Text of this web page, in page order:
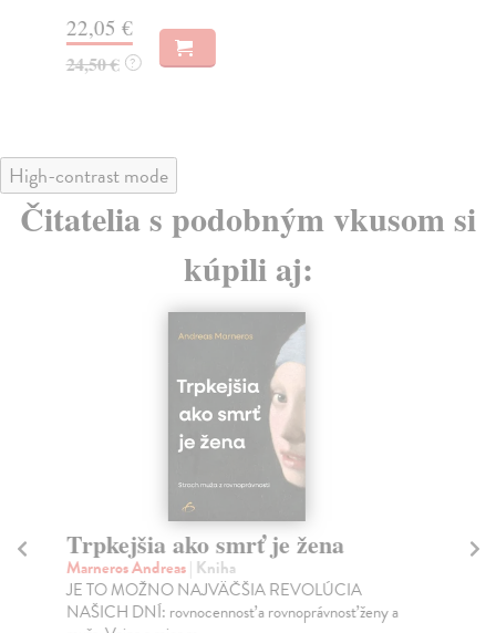
22,05 €
24,50 € ?
High-contrast mode
Čitatelia s podobným vkusom si
kúpili aj:
Trpkejšia ako smrť je žena
Marneros Andreas| Kniha
JE TO MOŽNO NAJVÄČŠIA REVOLÚCIA
NAŠICH DNÍ: rovnocennosť a rovnoprávnosť ženy a